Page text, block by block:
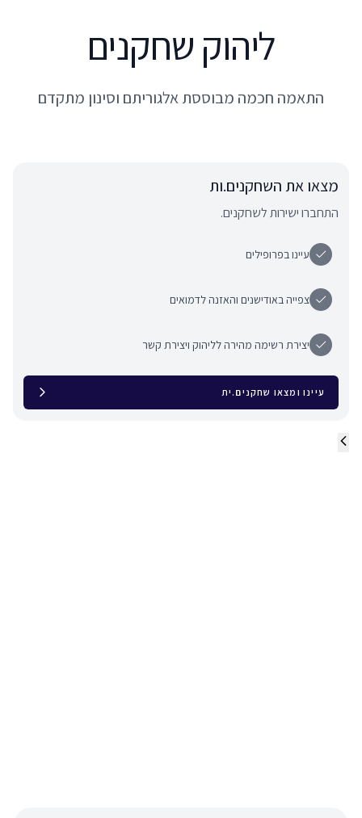
ליהוק שחקנים
התאמה חכמה מבוססת אלגוריתם וסינון מתקדם
מצאו את השחקנים.ות
התחברו ישירות לשחקנים.
עיינו בפרופילים
צפייה באודישנים והאזנה לדמואים
יצירת רשימה מהירה לליהוק ויצירת קשר
עיינו ומצאו שחקנים.ית